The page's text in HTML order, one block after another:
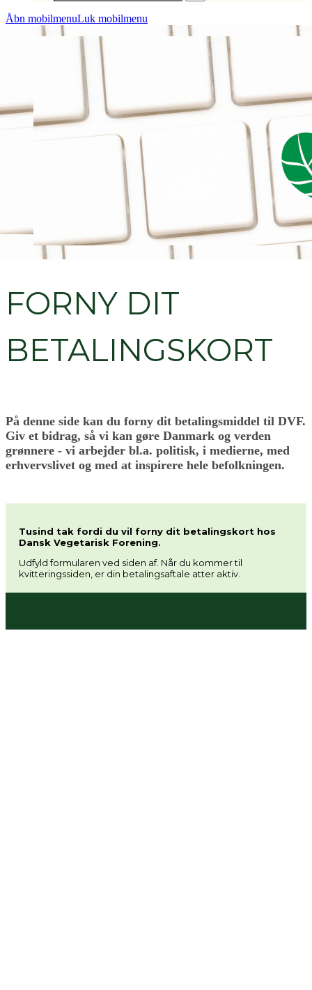
Åbn mobilmenuLuk mobilmenu
FORNY DIT
BETALINGSKORT
På denne side kan du forny dit betalingsmiddel til DVF.
Giv et bidrag, så vi kan gøre Danmark og verden
grønnere - vi arbejder bl.a. politisk, i medierne, med
erhvervslivet og med at inspirere hele befolkningen.
Tusind tak fordi du vil forny dit betalingskort hos
Dansk Vegetarisk Forening.
Udfyld formularen ved siden af. Når du kommer til
kvitteringssiden, er din betalingsaftale atter aktiv.